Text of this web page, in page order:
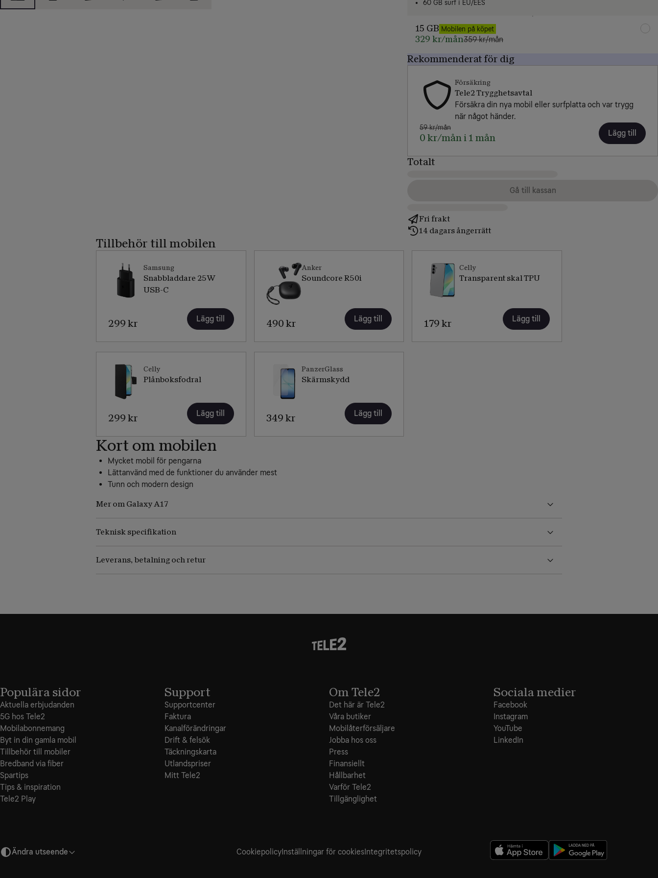
60 GB surf i EU/EES
15 GB Mobilen på köpet
329 kr/mån359 kr/mån
Rekommenderat för dig
Försäkring
Tele2 Trygghetsavtal
Försäkra din nya mobil eller surfplatta och var trygg
när något händer.
59 kr/mån
0 kr/mån i 1 mån Lägg till
Totalt
Gå till kassan
Fri frakt
14 dagars ångerrätt
Tillbehör till mobilen
Samsung
Snabbladdare 25W
USB-C
299 kr Lägg till
Anker
Soundcore R50i
490 kr Lägg till
Celly
Transparent skal TPU
179 kr Lägg till
Celly
Plånboksfodral
299 kr Lägg till
PanzerGlass
Skärmskydd
349 kr Lägg till
Kort om mobilen
Mycket mobil för pengarna
Lättanvänd med de funktioner du använder mest
Tunn och modern design
Mer om Galaxy A17
Teknisk specifikation
Leverans, betalning och retur
Populära sidor
Aktuella erbjudanden
5G hos Tele2
Mobilabonnemang
Byt in din gamla mobil
Tillbehör till mobiler
Bredband via fiber
Spartips
Tips & inspiration
Tele2 Play
Support
Supportcenter
Faktura
Kanalförändringar
Drift & felsök
Täckningskarta
Utlandspriser
Mitt Tele2
Om Tele2
Det här är Tele2
Våra butiker
Mobilåterförsäljare
Jobba hos oss
Press
Finansiellt
Hållbarhet
Varför Tele2
Tillgänglighet
Sociala medier
Facebook
Instagram
YouTube
LinkedIn
Ändra utseende CookiepolicyInställningar för cookiesIntegritets­policy